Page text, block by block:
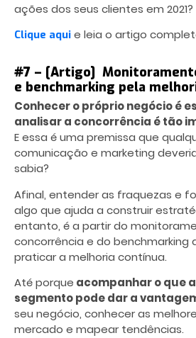
ações dos seus clientes em 2021?
Clique aqui e leia o artigo
#7 – [Artigo]
e benchmarking pela
Conhecer o próprio negócio é
analisar a concorrência é tão
E essa é uma premissa que
comunicação e marketing
sabia?
Afinal, entender as fraquezas e
algo que ajuda a construir
entanto, é a partir do
concorrência e do benchmarking
praticar a melhoria contínua.
Até porque acompanhar o que
segmento pode dar a
seu negócio, conhecer as
mercado e mapear tendências.